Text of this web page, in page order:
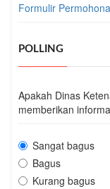
Formulir
POLLING
Apakah Dinas
memberikan
Sangat bagus
Bagus
Kurang bagus